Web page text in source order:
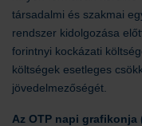
társadalmi és szakmai
rendszer kidolgozása
forintnyi kockázati
költségek esetleges
jövedelmezőségét.
Az OTP napi grafikonja